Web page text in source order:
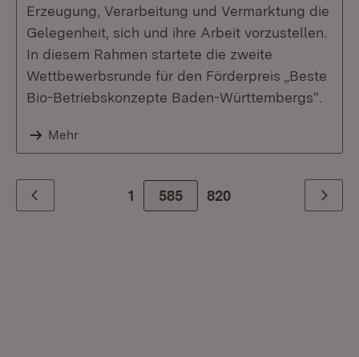
Erzeugung, Verarbeitung und Vermarktung die
Gelegenheit, sich und ihre Arbeit vorzustellen.
In diesem Rahmen startete die zweite
Wettbewerbsrunde für den Förderpreis „Beste
Bio-Betriebskonzepte Baden-Württembergs“.
Mehr
Zurück 1 585 Zur letzte Seite
820 Weiter